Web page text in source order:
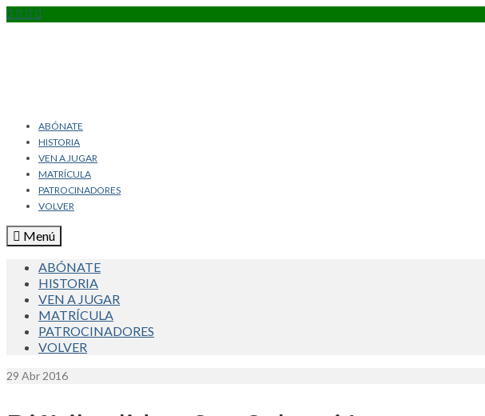
ABÓNATE
HISTORIA
VEN A JUGAR
MATRÍCULA
PATROCINADORES
VOLVER
Menú
ABÓNATE
HISTORIA
VEN A JUGAR
MATRÍCULA
PATROCINADORES
VOLVER
29 Abr 2016